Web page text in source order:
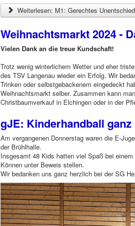
Weiterlesen: M1: Gerechtes
Weihnachtsmarkt 2024 -
Vielen Dank an die treue Kundschaft!
Trotz wenig winterlichem Wetter und eher
des TSV Langenau wieder ein Erfolg. Wir
Trinken oder selbstgebackenem eingedeckt
Weihnachtsmarkt selber. Zusammen kann
Christbaumverkauf in Elchingen oder in der
gJE: Kinderhandball
Am vergangenen Donnerstag waren die E-
der Brühlhalle.
Insgesamt 48 Kids hatten viel Spaß bei
Können unter Beweis stellen.
Wir bedanken uns ganz herzlich bei der SG